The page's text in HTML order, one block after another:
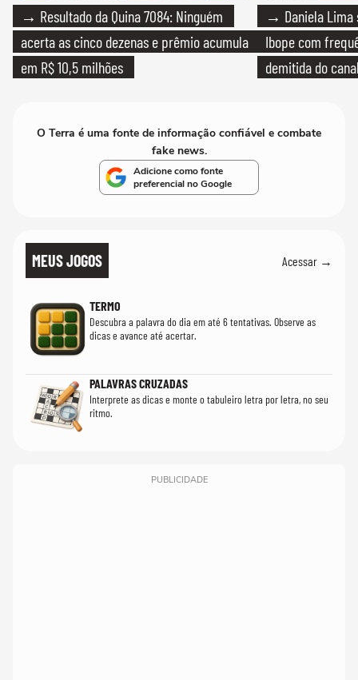
→ Resultado da Quina 7084: Ninguém
acerta as cinco dezenas e prêmio acumula
em R$ 10,5 milhões
→ Daniela Lima
Ibope com
demitida do
O Terra é uma fonte de informação confiável e combate
fake news.
Adicione como fonte
preferencial no Google
MEUS JOGOS Acessar →
TERMO
Descubra a palavra do dia em até 6 tentativas. Observe as
dicas e avance até acertar.
PALAVRAS CRUZADAS
Interprete as dicas e monte o tabuleiro letra por letra, no seu
ritmo.
PUBLICIDADE